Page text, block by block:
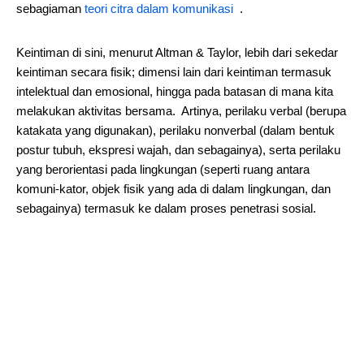
sebagiaman teori citra dalam komunikasi .
Keintiman di sini, menurut Altman & Taylor, lebih dari sekedar
keintiman secara fisik; dimensi lain dari keintiman termasuk
intelektual dan emosional, hingga pada batasan di mana kita
melakukan aktivitas bersama. Artinya, perilaku verbal (berupa
katakata yang digunakan), perilaku nonverbal (dalam bentuk
postur tubuh, ekspresi wajah, dan sebagainya), serta perilaku
yang berorientasi pada lingkungan (seperti ruang antara
komuni-kator, objek fisik yang ada di dalam lingkungan, dan
sebagainya) termasuk ke dalam proses penetrasi sosial.